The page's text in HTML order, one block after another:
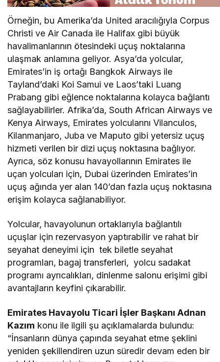
Örneğin, bu Amerika’da United aracılığıyla Corpus
Christi ve Air Canada ile Halifax gibi büyük
havalimanlarının ötesindeki uçuş noktalarına
ulaşmak anlamına geliyor. Asya’da yolcular,
Emirates’in iş ortağı Bangkok Airways ile
Tayland’daki Koi Samui ve Laos’taki Luang
Prabang gibi eğlence noktalarına kolayca bağlantı
sağlayabilirler. Afrika’da, South African Airways ve
Kenya Airways, Emirates yolcularını Vilanculos,
Kilanmanjaro, Juba ve Maputo gibi yetersiz uçuş
hizmeti verilen bir dizi uçuş noktasına bağlıyor.
Ayrıca, söz konusu havayollarının Emirates ile
uçan yolcuları için, Dubai üzerinden Emirates’in
uçuş ağında yer alan 140’dan fazla uçuş noktasına
erişim kolayca sağlanabiliyor.
Yolcular, havayolunun ortaklarıyla bağlantılı
uçuşlar için rezervasyon yaptırabilir ve rahat bir
seyahat deneyimi için tek biletle seyahat
programları, bagaj transferleri, yolcu sadakat
programı ayrıcalıkları, dinlenme salonu erişimi gibi
avantajların keyfini çıkarabilir.
Emirates Havayolu Ticari İşler Başkanı Adnan
Kazım konu ile ilgili şu açıklamalarda bulundu:
“İnsanların dünya çapında seyahat etme şeklini
yeniden şekillendiren uzun süredir devam eden bir